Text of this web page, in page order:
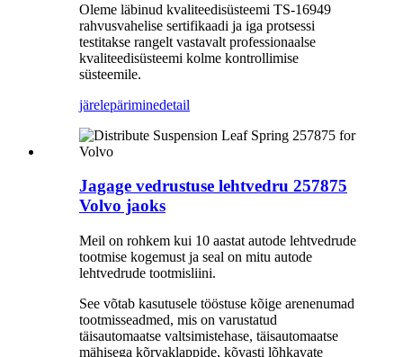
Oleme läbinud kvaliteedisüsteemi TS-16949
rahvusvahelise sertifikaadi ja iga protsessi
testitakse rangelt vastavalt professionaalse
kvaliteedisüsteemi kolme kontrollimise
süsteemile.
järelepäriminedetail
Jagage vedrustuse lehtvedru 257875
Volvo jaoks
Meil on rohkem kui 10 aastat autode lehtvedrude
tootmise kogemust ja seal on mitu autode
lehtvedrude tootmisliini.
See võtab kasutusele tööstuse kõige arenenumad
tootmisseadmed, mis on varustatud
täisautomaatse valtsimistehase, täisautomaatse
mähisega kõrvaklappide, kõvasti lõhkavate